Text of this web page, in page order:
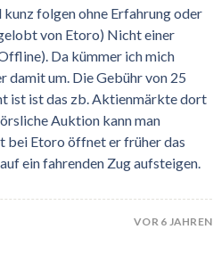
folgen ohne Erfahrung oder
von Etoro) Nicht einer
Da kümmer ich mich
damit um. Die Gebühr von 25
ist ist das zb. Aktienmärkte dort
Auktion kann man
bei Etoro öffnet er früher das
ein fahrenden Zug aufsteigen.
VOR 6 JAHREN